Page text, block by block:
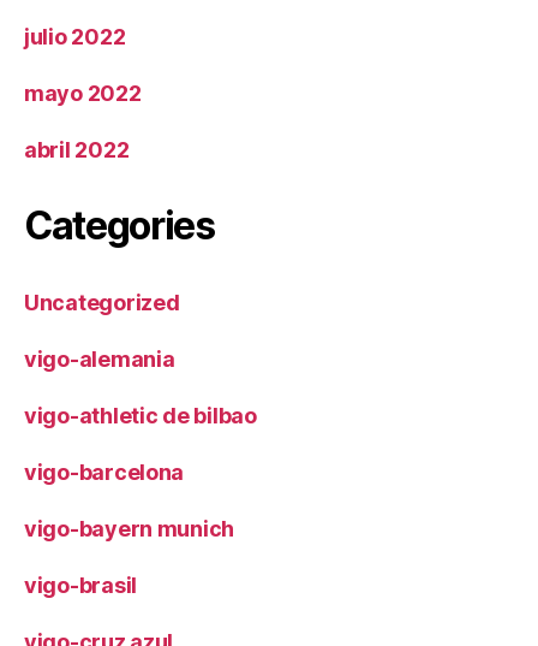
julio 2022
mayo 2022
abril 2022
Categories
Uncategorized
vigo-alemania
vigo-athletic de bilbao
vigo-barcelona
vigo-bayern munich
vigo-brasil